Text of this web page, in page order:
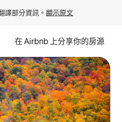
譯部分資訊。 顯示原文
在 Airbnb 上分享你的房源